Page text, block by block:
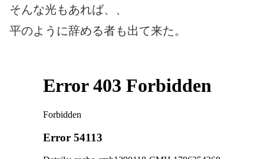
そんな光もあれば、、
平のように辞める者も出て来た。